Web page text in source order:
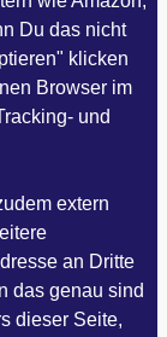
Du das nicht
klicken
Browser im
und
extern
an Dritte
das genau sind
dieser Seite,